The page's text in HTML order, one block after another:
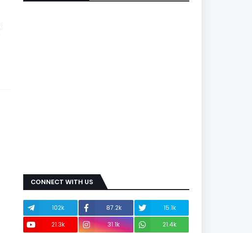
CONNECT WITH US
102k 87.2k
15.1k
21.3k
31.1k 21.4k